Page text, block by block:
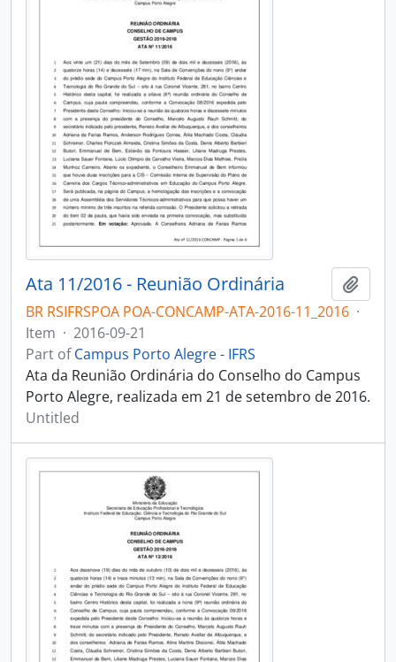
Ata 11/2016 - Reunião Ordinária
BR RSIFRSPOA POA-CONCAMP-ATA-2016-11_2016 ·
Item · 2016-09-21
Part ofCampus Porto Alegre - IFRS
Ata da Reunião Ordinária do Conselho do Campus
Porto Alegre, realizada em 21 de setembro de 2016.
Untitled